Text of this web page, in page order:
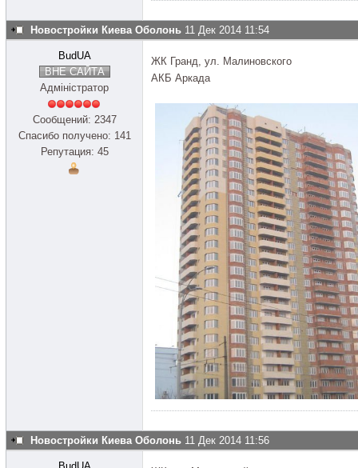
Новостройки Киева Оболонь 11 Дек 2014 11:54
BudUA
ВНЕ САЙТА
Адміністратор
Сообщений: 2347
Спасибо получено: 141
Репутация: 45
ЖК Гранд, ул. Малиновского
АКБ Аркада
Новостройки Киева Оболонь 11 Дек 2014 11:56